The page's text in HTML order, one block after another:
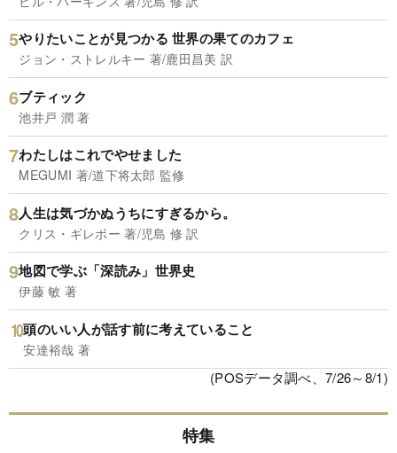
やりたいことが見つかる 世界の果てのカフェ
ジョン・ストレルキー 著/鹿田昌美 訳
ブティック
池井戸 潤 著
わたしはこれでやせました
MEGUMI 著/道下将太郎 監修
人生は気づかぬうちにすぎるから。
クリス・ギレボー 著/児島 修 訳
地図で学ぶ「深読み」世界史
伊藤 敏 著
頭のいい人が話す前に考えていること
安達裕哉 著
(POSデータ調べ、7/26～8/1)
特集